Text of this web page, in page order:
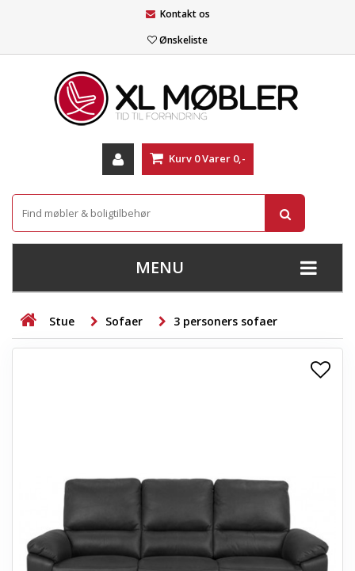
Kontakt os
Ønskeliste
Kurv 0Varer 0,-
MENU
+
STUE
+
+
ENTREMØBLER
Stue Sofaer 3 personers sofaer